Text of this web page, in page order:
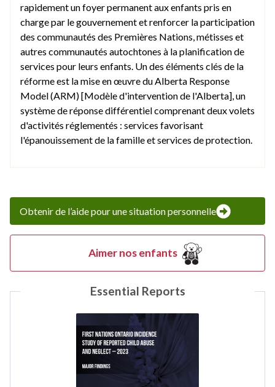
rapidement un foyer permanent aux enfants pris en
charge par le gouvernement et renforcer la participation
des communautés des Premières Nations, métisses et
autres communautés autochtones à la planification de
services pour leurs enfants. Un des éléments clés de la
réforme est la mise en œuvre du Alberta Response
Model (ARM) [Modèle d'intervention de l'Alberta], un
système de réponse différentiel comprenant deux volets
d'activités réglementés : services favorisant
l'épanouissement de la famille et services de protection.
Obtenir de l’aide pour une situation personnelle
Aimer nos enfants
Essential Reports